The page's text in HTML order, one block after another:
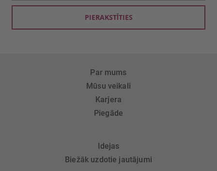
PIERAKSTĪTIES
Par mums
Mūsu veikali
Karjera
Piegāde
Idejas
Biežāk uzdotie jautājumi